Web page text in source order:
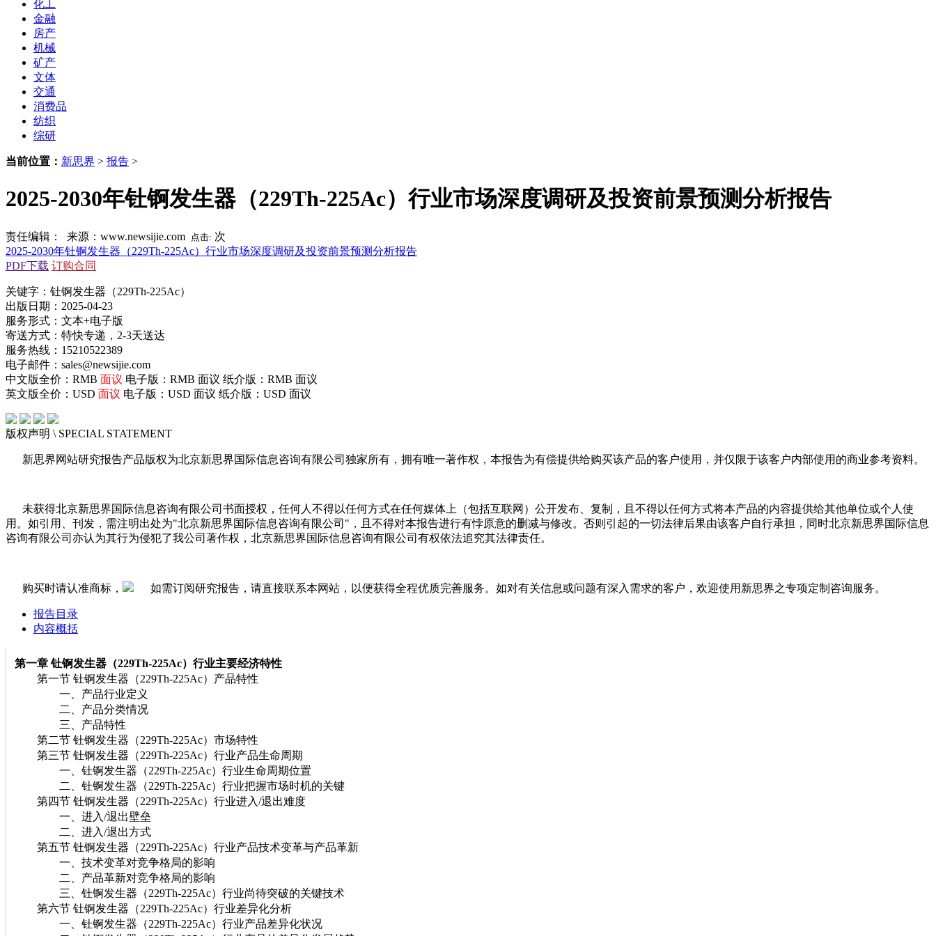
化工
金融
房产
机械
矿产
文体
交通
消费品
纺织
综研
当前位置： 新思界 > 报告 >
2025-2030年钍锕发生器（229Th-225Ac）行业市场深度调研及投资前景预测分析报告
责任编辑： 来源：www.newsijie.com 点击: 次
2025-2030年钍锕发生器（229Th-225Ac）行业市场深度调研及投资前景预测分析报告
PDF下载 订购合同
关键字：钍锕发生器（229Th-225Ac）
出版日期：2025-04-23
服务形式：文本+电子版
寄送方式：特快专递，2-3天送达
服务热线：15210522389
电子邮件：sales@newsijie.com
中文版全价：RMB 面议 电子版：RMB 面议 纸介版：RMB 面议
英文版全价：USD 面议 电子版：USD 面议 纸介版：USD 面议
版权声明 \ SPECIAL STATEMENT
新思界网站研究报告产品版权为北京新思界国际信息咨询有限公司独家所有，拥有唯一著作权，本报告为有偿提供给购买该产品的客户使用，并仅限于该客户内部使用的商业参考资料。
未获得北京新思界国际信息咨询有限公司书面授权，任何人不得以任何方式在任何媒体上（包括互联网）公开发布、复制，且不得以任何方式将本产品的内容提供给其他单位或个人使
用。如引用、刊发，需注明出处为"北京新思界国际信息咨询有限公司"，且不得对本报告进行有悖原意的删减与修改。否则引起的一切法律后果由该客户自行承担，同时北京新思界国际信息
咨询有限公司亦认为其行为侵犯了我公司著作权，北京新思界国际信息咨询有限公司有权依法追究其法律责任。
购买时请认准商标， 如需订阅研究报告，请直接联系本网站，以便获得全程优质完善服务。如对有关信息或问题有深入需求的客户，欢迎使用新思界之专项定制咨询服务。
报告目录
内容概括
第一章 钍锕发生器（229Th-225Ac）行业主要经济特性
第一节 钍锕发生器（229Th-225Ac）产品特性
一、产品行业定义
二、产品分类情况
三、产品特性
第二节 钍锕发生器（229Th-225Ac）市场特性
第三节 钍锕发生器（229Th-225Ac）行业产品生命周期
一、钍锕发生器（229Th-225Ac）行业生命周期位置
二、钍锕发生器（229Th-225Ac）行业把握市场时机的关键
第四节 钍锕发生器（229Th-225Ac）行业进入/退出难度
一、进入/退出壁垒
二、进入/退出方式
第五节 钍锕发生器（229Th-225Ac）行业产品技术变革与产品革新
一、技术变革对竞争格局的影响
二、产品革新对竞争格局的影响
三、钍锕发生器（229Th-225Ac）行业尚待突破的关键技术
第六节 钍锕发生器（229Th-225Ac）行业差异化分析
一、钍锕发生器（229Th-225Ac）行业产品差异化状况